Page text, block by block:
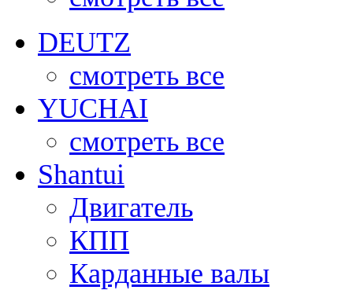
DEUTZ
смотреть все
YUCHAI
смотреть все
Shantui
Двигатель
КПП
Карданные валы